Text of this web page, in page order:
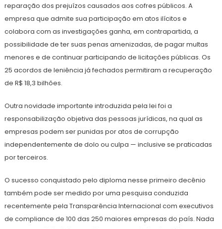
reparação dos prejuízos causados aos cofres públicos. A
empresa que admite sua participação em atos ilícitos e
colabora com as investigações ganha, em contrapartida, a
possibilidade de ter suas penas amenizadas, de pagar multas
menores e de continuar participando de licitações públicas. Os
25 acordos de leniência já fechados permitiram a recuperação
de R$ 18,3 bilhões.
Outra novidade importante introduzida pela lei foi a
responsabilização objetiva das pessoas jurídicas, na qual as
empresas podem ser punidas por atos de corrupção
independentemente de dolo ou culpa — inclusive se praticadas
por terceiros.
O sucesso conquistado pelo diploma nesse primeiro decênio
também pode ser medido por uma pesquisa conduzida
recentemente pela Transparência Internacional com executivos
de compliance de 100 das 250 maiores empresas do país. Nada